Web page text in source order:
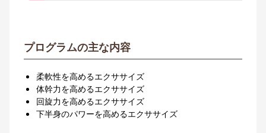
プログラムの主な内容
柔軟性を高めるエクササイズ
体幹力を高めるエクササイズ
回旋力を高めるエクササイズ
下半身のパワーを高めるエクササイズ